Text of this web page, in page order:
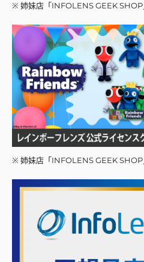
※ 姉妹店「INFOLENS GEEK SHOP
※ 姉妹店「INFOLENS GEEK SHOP